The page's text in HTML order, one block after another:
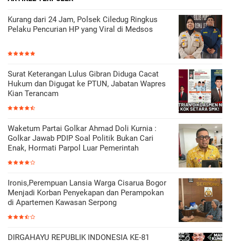
Kurang dari 24 Jam, Polsek Ciledug Ringkus
Pelaku Pencurian HP yang Viral di Medsos
Surat Keterangan Lulus Gibran Diduga Cacat
Hukum dan Digugat ke PTUN, Jabatan Wapres
Kian Terancam
Waketum Partai Golkar Ahmad Doli Kurnia :
Golkar Jawab PDIP Soal Politik Bukan Cari
Enak, Hormati Parpol Luar Pemerintah
Ironis,Perempuan Lansia Warga Cisarua Bogor
Menjadi Korban Penyekapan dan Perampokan
di Apartemen Kawasan Serpong
DIRGAHAYU REPUBLIK INDONESIA KE-81